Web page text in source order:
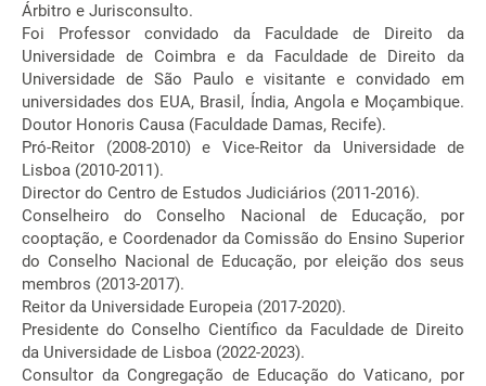
Árbitro e Jurisconsulto.
Foi Professor convidado da Faculdade de Direito da
Universidade de Coimbra e da Faculdade de Direito da
Universidade de São Paulo e visitante e convidado em
universidades dos EUA, Brasil, Índia, Angola e Moçambique.
Doutor Honoris Causa (Faculdade Damas, Recife).
Pró-Reitor (2008-2010) e Vice-Reitor da Universidade de
Lisboa (2010-2011).
Director do Centro de Estudos Judiciários (2011-2016).
Conselheiro do Conselho Nacional de Educação, por
cooptação, e Coordenador da Comissão do Ensino Superior
do Conselho Nacional de Educação, por eleição dos seus
membros (2013-2017).
Reitor da Universidade Europeia (2017-2020).
Presidente do Conselho Científico da Faculdade de Direito
da Universidade de Lisboa (2022-2023).
Consultor da Congregação de Educação do Vaticano, por